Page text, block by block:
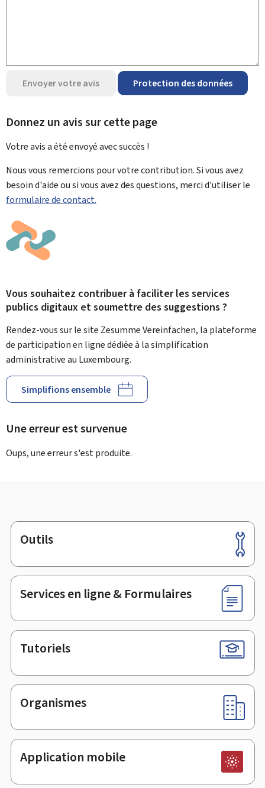
Envoyer votre avis Protection des données
Donnez un avis sur cette page
Votre avis a été envoyé avecsuccès !
Nous vous remercions pour votre contribution. Si vous avez
besoin d'aide ou si vous avez des questions, merci d'utiliser le
formulaire de contact.
Vous souhaitez contribuer à faciliter les services
publics digitaux et soumettre des suggestions ?
Rendez-vous sur le site Zesumme Vereinfachen, la plateforme
de participation en ligne dédiée à la simplification
administrative au Luxembourg.
Simplifions ensemble
Une erreur est survenue
Oups, une erreur s'est produite.
Pied
de
page
Outils
Services en ligne & Formulaires
Tutoriels
Organismes
Application mobile